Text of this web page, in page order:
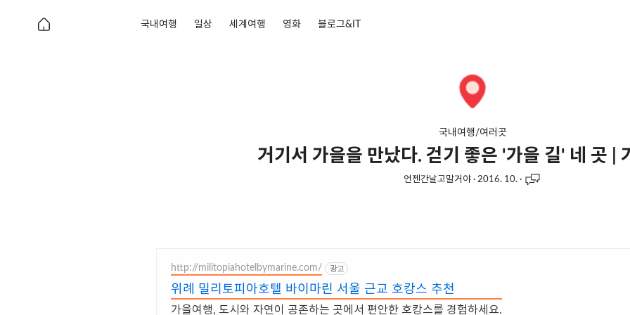
국내여행 일상 세계여행 영화 블로그&IT
국내여행/여러곳
거기서 가을을 만났다. 걷기 좋은 '가을 길' 네 곳 |
언젠간날고말거야 · 2016. 10. ·
http://militopiahotelbymarine.com/ 광고
위례 밀리토피아호텔 바이마린 서울 근교 호캉스 추천
가을여행, 도시와 자연이 공존하는 곳에서 편안한 호캉스를 경험하세요.